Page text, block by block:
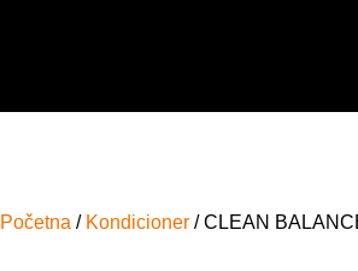
Početna / Kondicioner / CLEAN